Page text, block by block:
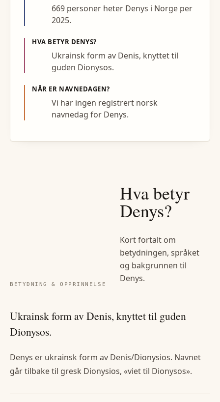
669 personer heter Denys i Norge per
2025.
HVA BETYR DENYS?
Ukrainsk form av Denis, knyttet til
guden Dionysos.
NÅR ER NAVNEDAGEN?
Vi har ingen registrert norsk
navnedag for Denys.
BETYDNING & OPPRINNELSE
Hva betyr
Denys?
Kort fortalt om
betydningen, språket
og bakgrunnen til
Denys.
Ukrainsk form av Denis, knyttet til guden
Dionysos.
Denys er ukrainsk form av Denis/Dionysios. Navnet
går tilbake til gresk Dionysios, «viet til Dionysos».